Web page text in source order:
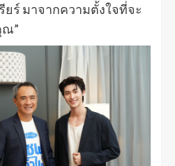
ร์ มาจากความตั้งใจที่จะ
ณ”